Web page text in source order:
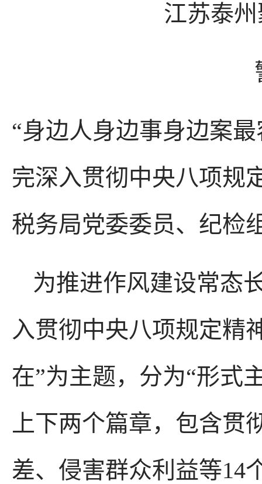
江苏泰
“身边人身边事身边案
完深入贯彻中央八项规
税务局党委委员、纪检
为推进作风建设常态
入贯彻中央八项规定精
在”为主题，分为“形式
上下两个篇章，包含贯
差、侵害群众利益等14